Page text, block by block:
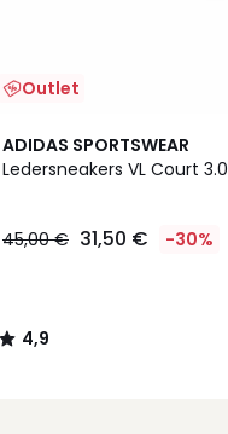
Outlet
ADIDAS SPORTSWEAR
Ledersneakers VL Court 3.0
45,00 € 31,50 € -30%
4,9
/ 5
4,9
/